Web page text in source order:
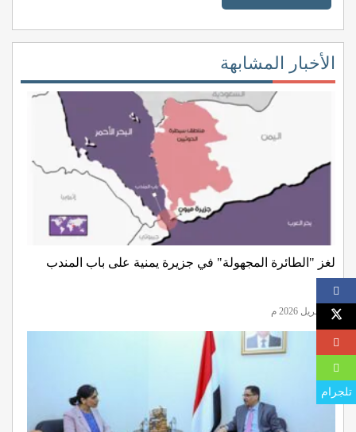
الأخبار المشابهة
لغز "الطائرة المجهولة" في جزيرة يمنية على باب المندب
تلجرام